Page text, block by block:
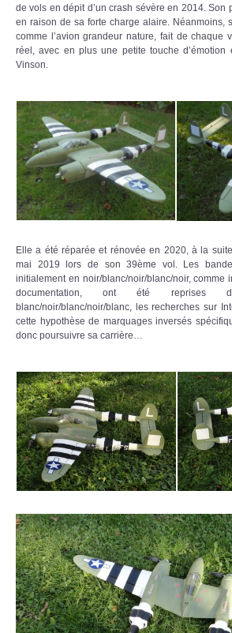
de vols en dépit d’un crash sévère en 2014. Son
en raison de sa forte charge alaire. Néanmoins,
comme l’avion grandeur nature, fait de chaque
réel, avec en plus une petite touche
Vinson.
Elle a été réparée et rénovée en 2020, à la
mai 2019 lors de son 39ème vol. Les
initialement en noir/blanc/noir/blanc/noir, comme
documentation, ont été reprises
blanc/noir/blanc/noir/blanc, les recherches sur
cette hypothèse de marquages inversés
donc poursuivre sa carrière…